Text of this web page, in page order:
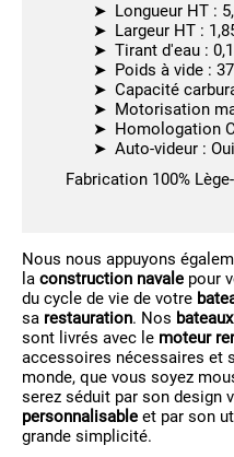
Longueur HT :
Largeur HT :
Tirant d'eau :
Poids à vide :
Capacité
Motorisation
Homologation
Auto-videur : Oui
Fabrication 100%
Nous nous appuyons
la construction navale pour
du cycle de vie de votre
sa restauration. Nos
sont livrés avec le moteur
accessoires nécessaires et
monde, que vous soyez
serez séduit par son design
personnalisable et par son
grande simplicité.